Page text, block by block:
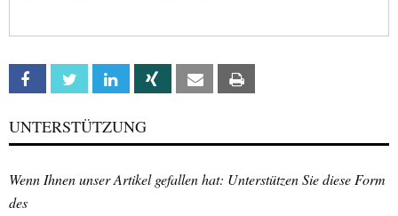
Facebook Twitter Linkedin Xing Email
UNTERSTÜTZUNG
Wenn Ihnen unser Artikel gefallen hat: Unterstützen Sie diese Form
des